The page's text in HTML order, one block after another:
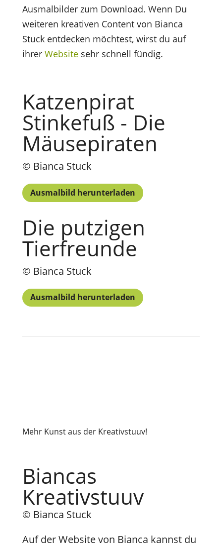
Ausmalbilder zum Download. Wenn Du
weiteren kreativen Content von Bianca
Stuck entdecken möchtest, wirst du auf
ihrer Websitesehr schnell fündig.
Katzenpirat
Stinkefuß - Die
Mäusepiraten
© Bianca Stuck
Ausmalbild herunterladen
Die putzigen
Tierfreunde
© Bianca Stuck
Ausmalbild herunterladen
Mehr Kunst aus der Kreativstuuv!
Biancas
Kreativstuuv
© Bianca Stuck
Auf der Website von Bianca kannst du